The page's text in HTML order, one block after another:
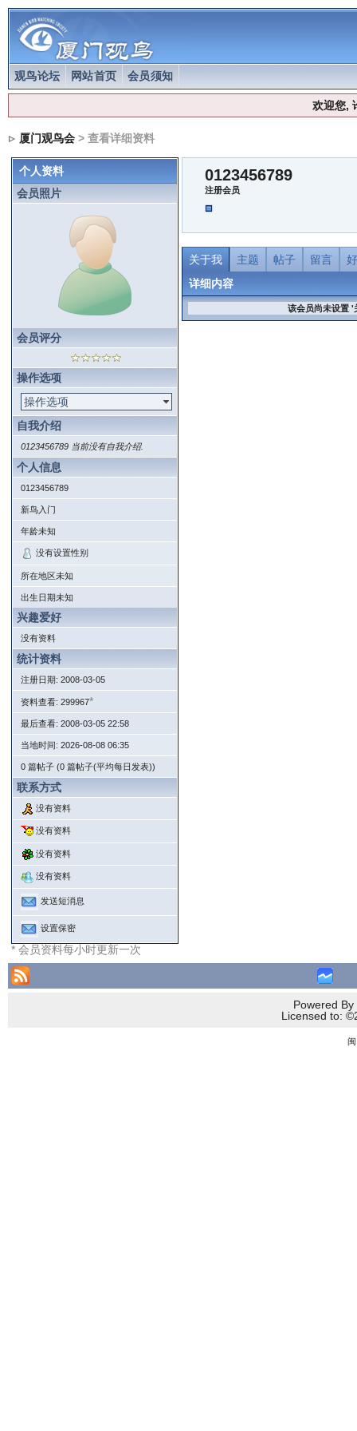
观鸟论坛 网站首页 会员须知
欢迎您,
厦门观鸟会> 查看详细资料
个人资料
会员照片
会员评分
操作选项
操作选项
自我介绍
0123456789 当前没有自我介绍.
个人信息
0123456789
新鸟入门
年龄未知
没有设置性别
所在地区未知
出生日期未知
兴趣爱好
没有资料
统计资料
注册日期: 2008-03-05
资料查看: 299967*
最后查看: 2008-03-05 22:58
当地时间: 2026-08-08 06:35
0 篇帖子 (0 篇帖子(平均每日发表))
联系方式
没有资料
没有资料
没有资料
没有资料
发送短消息
设置保密
* 会员资料每小时更新一次
0123456789
注册会员
关于我 主题 帖子 留言
详细内容
该会员尚未设置 '
Powered
Licensed to: